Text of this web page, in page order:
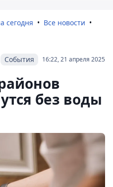
сегодня
Все новости
16:22, 21 апреля 2025
События
без воды